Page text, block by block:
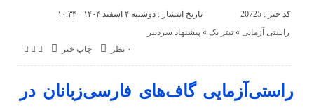
کد خبر : 20725 تاریخ انتشار : دوشنبه ۴ اسفند ۱۴۰۴ - ۱۰:۳۴
چاپ خبر ۰ نظر
پیشنهاد سردبیر « تیتر یک « راستی آزمایی
راستی‌آزمایی گاف‌های فارسی‌زبانان در